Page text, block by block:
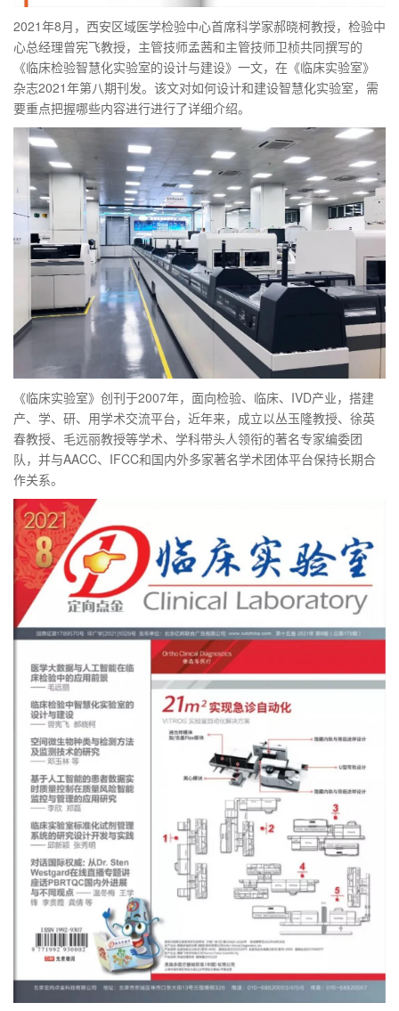
2021年8月，西安区域医学检验中心首席科学家郝晓柯教授，检验中
心总经理曾宪飞教授，主管技师孟茜和主管技师卫桢共同撰写的
《临床检验智慧化实验室的设计与建设》一文，在《临床实验室》
杂志2021年第八期刊发。该文对如何设计和建设智慧化实验室，需
要重点把握哪些内容进行进行了详细介绍。
《临床实验室》创刊于2007年，面向检验、临床、IVD产业，搭建
产、学、研、用学术交流平台，近年来，成立以丛玉隆教授、徐英
春教授、毛远丽教授等学术、学科带头人领衔的著名专家编委团
队，并与AACC、IFCC和国内外多家著名学术团体平台保持长期合
作关系。